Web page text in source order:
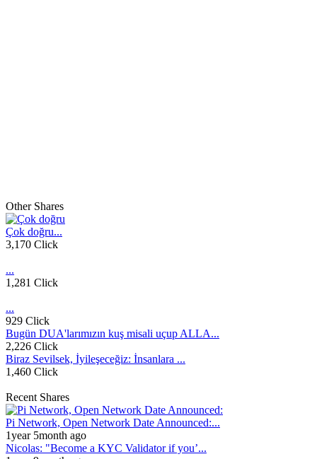
Other Shares
Çok doğru...
3,170 Click
...
1,281 Click
...
929 Click
Bugün DUA'larımızın kuş misali uçup ALLA...
2,226 Click
Biraz Sevilsek, İyileşeceğiz: İnsanlara ...
1,460 Click
Recent Shares
Pi Network, Open Network Date Announced:...
1year 5month ago
Nicolas: "Become a KYC Validator if you’...